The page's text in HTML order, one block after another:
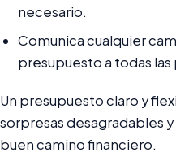
necesario.
Comunica cualquier
presupuesto a todas
Un presupuesto claro y
sorpresas desagradables
buen camino financiero.